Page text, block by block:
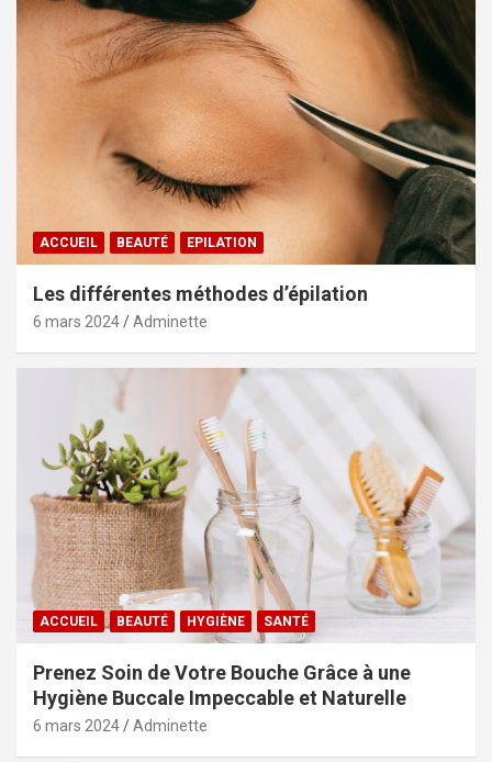
ACCUEIL BEAUTÉ EPILATION
Les différentes méthodes d’épilation
6 mars 2024 Adminette
ACCUEIL BEAUTÉ HYGIÈNE SANTÉ
Prenez Soin de Votre Bouche Grâce à une
Hygiène Buccale Impeccable et Naturelle
6 mars 2024 Adminette